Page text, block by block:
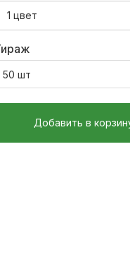
Добавить в